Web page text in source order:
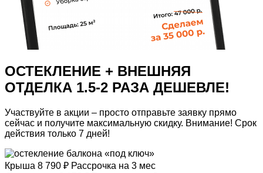
ОСТЕКЛЕНИЕ + ВНЕШНЯЯ
ОТДЕЛКА 1.5-2 РАЗА ДЕШЕВЛЕ!
Участвуйте в акции – просто отправьте заявку прямо
сейчас и получите максимальную скидку. Внимание! Срок
действия только 7 дней!
Крыша 8 790
Рассрочка на 3 мес